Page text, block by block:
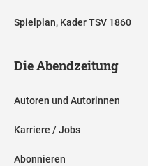
Spielplan, Kader TSV 1860
Die Abendzeitung
Autoren und Autorinnen
Karriere / Jobs
Abonnieren